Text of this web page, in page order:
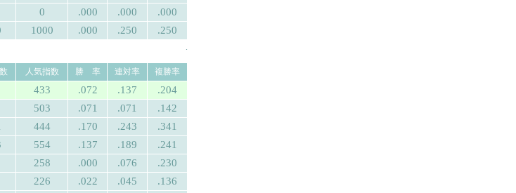
0 .000 .000 .000
1000 .000 .250 .250
.
人気指数 勝 率 連対率
複勝率
433 .072 .137 .204
503 .071 .071 .142
444 .170 .243 .341
554 .137 .189 .241
258 .000 .076 .230
226 .022 .045 .136